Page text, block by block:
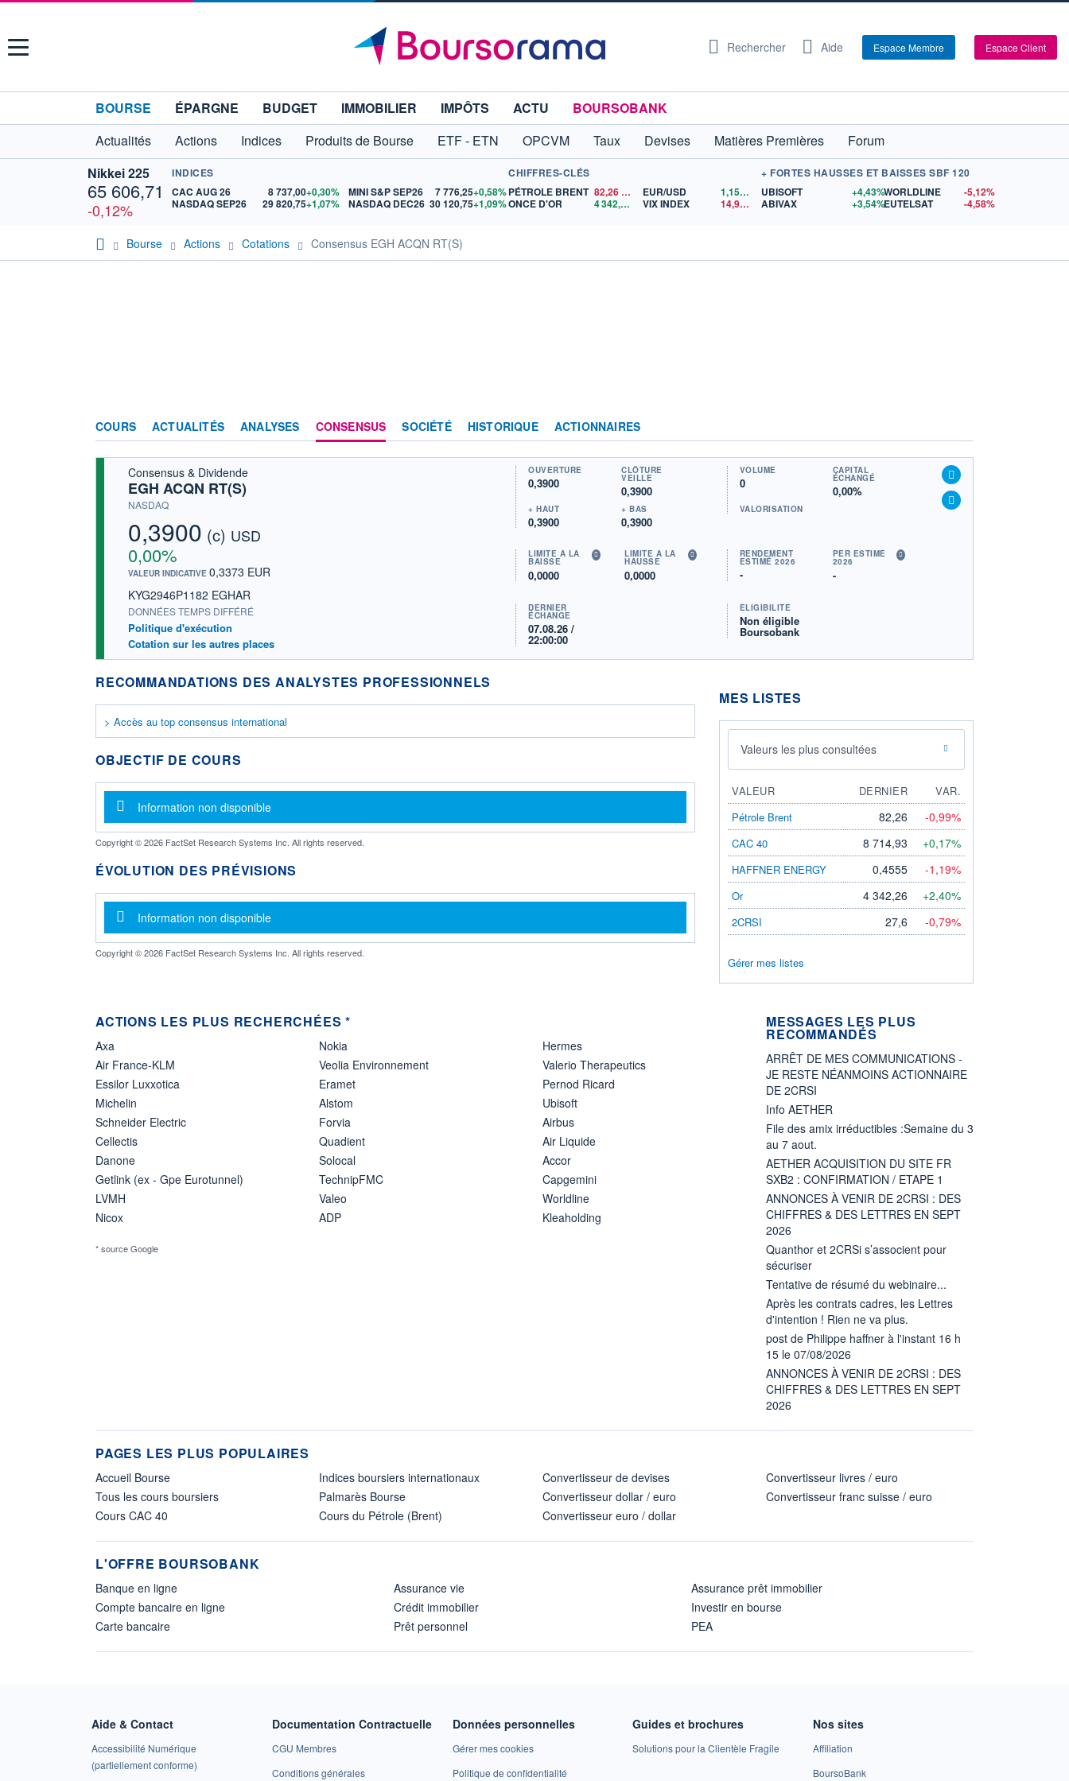
Menu Rechercher Aide Espace Membre Espace Client
BOURSE ÉPARGNE BUDGET IMMOBILIER IMPÔTS ACTU
BOURSOBANK
Actualités
Actions Indices Produits de Bourse ETF - ETN OPCVM Taux Devises Matières Premières
Forum
Nikkei 225
65 606,71
-0,12%
INDICES
CAC AUG 26
8 737,00+0,30%
NASDAQ SEP26
29 820,75+1,07%
MINI S&P SEP26 7 776,25+0,58%
NASDAQ DEC26 30 120,75+1,09%
CHIFFRES-CLÉS
PÉTROLE BRENT 82,26
ONCE D'OR
4 342,26 $US
EUR/USD 1,1559
$US
VIX INDEX
14,90$US
+ FORTES HAUSSES ET BAISSES SBF 120
UBISOFT
+4,43%
ABIVAX
+3,54%
WORLDLINE
-5,12%
EUTELSAT
-4,58%
Bourse Actions Cotations Consensus EGH ACQN RT(S)
COURS ACTUALITÉS ANALYSES CONSENSUS SOCIÉTÉ HISTORIQUE ACTIONNAIRES
Consensus & Dividende
EGH ACQN RT(S)
NASDAQ
0,3900 (c) USD
0,00%
VALEUR INDICATIVE 0,3373 EUR
KYG2946P1182 EGHAR
DONNÉES TEMPS DIFFÉRÉ
Politique d'exécution
Cotation sur les autres places
OUVERTURE
0,3900
CLÔTURE
VEILLE
0,3900
+ HAUT
0,3900
+ BAS
0,3900
VOLUME
0
CAPITAL
ÉCHANGÉ
0,00%
VALORISATION
LIMITE À LA
BAISSE
0,0000
LIMITE À LA
HAUSSE
0,0000
RENDEMENT
ESTIMÉ 2026
-
PER ESTIMÉ
2026
-
DERNIER
ÉCHANGE
07.08.26 /
22:00:00
ÉLIGIBILITÉ
Non éligible
Boursobank
RECOMMANDATIONS DES ANALYSTES PROFESSIONNELS
> Accès au top consensus international
OBJECTIF DE COURS
Message d'information
Information non disponible
Copyright © 2026 FactSet Research Systems Inc. All rights reserved.
ÉVOLUTION DES PRÉVISIONS
Message d'information
Information non disponible
Copyright © 2026 FactSet Research Systems Inc. All rights reserved.
MES LISTES
Valeurs les plus consultées
VALEUR DERNIER
VAR.
Pétrole Brent
82,26 -0,99%
CAC 40 8 714,93 +0,17%
HAFFNER ENERGY 0,4555 -1,19%
Or 4 342,26 +2,40%
2CRSI 27,6 -0,79%
Gérer mes listes
ACTIONS LES PLUS RECHERCHÉES *
Axa
Air France-KLM
Essilor Luxxotica
Michelin
Schneider Electric
Cellectis
Danone
Getlink (ex - Gpe Eurotunnel)
LVMH
Nicox
Nokia
Veolia Environnement
Eramet
Alstom
Forvia
Quadient
Solocal
TechnipFMC
Valeo
ADP
Hermes
Valerio Therapeutics
Pernod Ricard
Ubisoft
Airbus
Air Liquide
Accor
Capgemini
Worldline
Kleaholding
* source Google
MESSAGES LES PLUS
RECOMMANDÉS
ARRÊT DE MES COMMUNICATIONS -
JE RESTE NÉANMOINS ACTIONNAIRE
DE 2CRSI
Info AETHER
File des amix irréductibles :Semaine du 3
au 7 aout.
AETHER ACQUISITION DU SITE FR
SXB2 : CONFIRMATION / ETAPE 1
ANNONCES À VENIR DE 2CRSI : DES
CHIFFRES & DES LETTRES EN SEPT
2026
Quanthor et 2CRSi s’associent pour
sécuriser
Tentative de résumé du webinaire...
Après les contrats cadres, les Lettres
d'intention ! Rien ne va plus.
post de Philippe haffner à l'instant 16 h
15 le 07/08/2026
ANNONCES À VENIR DE 2CRSI : DES
CHIFFRES & DES LETTRES EN SEPT
2026
PAGES LES PLUS POPULAIRES
Accueil Bourse
Tous les cours boursiers
Cours CAC 40
Indices boursiers internationaux
Palmarès Bourse
Cours du Pétrole (Brent)
Convertisseur de devises
Convertisseur dollar / euro
Convertisseur euro / dollar
Convertisseur livres / euro
Convertisseur franc suisse / euro
L'OFFRE BOURSOBANK
Banque en ligne
Compte bancaire en ligne
Carte bancaire
Assurance vie
Crédit immobilier
Prêt personnel
Assurance prêt immobilier
Investir en bourse
PEA
Aide & Contact
Accessibilité Numérique
(partiellement conforme)
Documentation Contractuelle
CGU Membres
Conditions générales
Données personnelles
Gérer mes cookies
Politique de confidentialité
Guides et brochures
Solutions pour la Clientèle Fragile
Nos sites
Affiliation
BoursoBank